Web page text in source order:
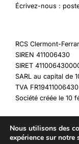
Écrivez-nous :
RCS Clermont-
SIREN 411006430
SIRET
SARL au capital de
TVA FR19411006430
Société créée le 10
Nous utilisons des
expérience sur notre